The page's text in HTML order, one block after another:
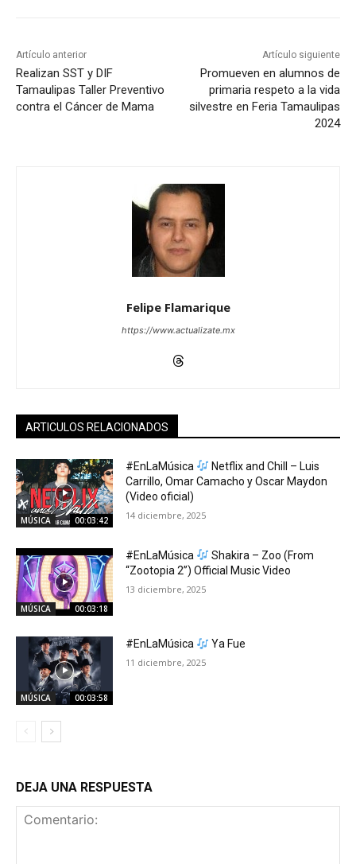
Artículo anterior
Realizan SST y DIF
Tamaulipas Taller Preventivo
contra el Cáncer de Mama
Artículo siguiente
Promueven en alumnos de
primaria respeto a la vida
silvestre en Feria Tamaulipas
2024
Felipe Flamarique
https://www.actualizate.mx
ARTICULOS RELACIONADOS
MÚSICA 00:03:42
#EnLaMúsica
Netflix and Chill – Luis
Carrillo, Omar Camacho y Oscar Maydon
(Video oficial)
14 diciembre, 2025
MÚSICA 00:03:18
#EnLaMúsica
Shakira – Zoo (From
“Zootopia 2”) Official Music Video
13 diciembre, 2025
MÚSICA 00:03:58
#EnLaMúsica Ya Fue
11 diciembre, 2025
DEJA UNA RESPUESTA